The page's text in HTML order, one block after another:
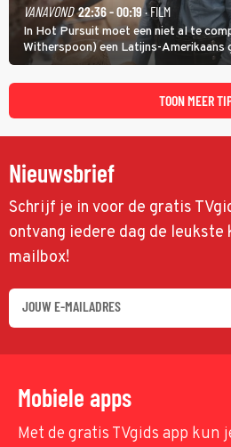
VANAVOND 22:36 - 00:19· FILM
In Hot Pursuit moet een niet al te
Witherspoon) een Latijns-
Vergara) beschermen tegen corrupte
maffiatypes.
TOON MEER
Nieuwsbrief
Schrijf je in voor de gratis
ontvang iedere dag de
mailbox!
Mobiele apps
Met de gratis TVgids app kun